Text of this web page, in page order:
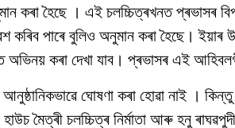
কৰা হৈছে । এই চলচ্চিত্ৰখনত প্ৰভাসৰ
কৰিব পাৰে বুলিও অনুমান কৰা হৈছে।
কৰা দেখা যাব। প্ৰভাসৰ এই
ঘোষণা কৰা হোৱা নাই ।
মৈত্ৰী চলচ্চিত্ৰ নিৰ্মাতা আৰু হনু